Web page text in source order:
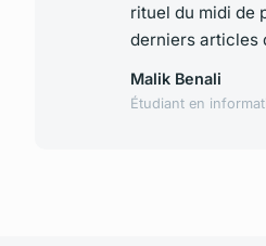
rituel du midi de
derniers articles
Malik Benali
Étudiant en